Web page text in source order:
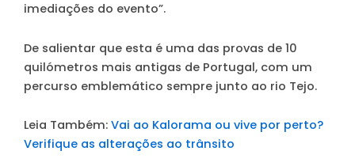
imediações do evento”.
De salientar que esta é uma das provas de 10
quilómetros mais antigas de Portugal, com um
percurso emblemático sempre junto ao rio Tejo.
Leia Também: Vai ao Kalorama ou vive por perto?
Verifique as alterações ao trânsito